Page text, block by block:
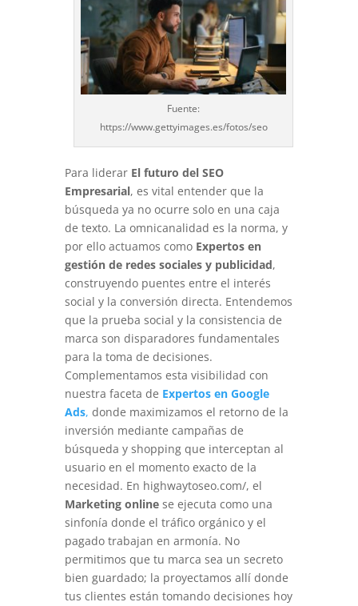
Fuente:
https://www.gettyimages.es/fotos/seo
Para liderar El futuro del SEO
Empresarial, es vital entender que la
búsqueda ya no ocurre solo en una caja
de texto. La omnicanalidad es la norma, y
por ello actuamos como Expertos en
gestión de redes sociales y publicidad,
construyendo puentes entre el interés
social y la conversión directa. Entendemos
que la prueba social y la consistencia de
marca son disparadores fundamentales
para la toma de decisiones.
Complementamos esta visibilidad con
nuestra faceta de Expertos en Google
Ads, donde maximizamos el retorno de la
inversión mediante campañas de
búsqueda y shopping que interceptan al
usuario en el momento exacto de la
necesidad. En highwaytoseo.com/, el
Marketing onlinese ejecuta como una
sinfonía donde el tráfico orgánico y el
pagado trabajan en armonía. No
permitimos que tu marca sea un secreto
bien guardado; la proyectamos allí donde
tus clientes están tomando decisiones hoy